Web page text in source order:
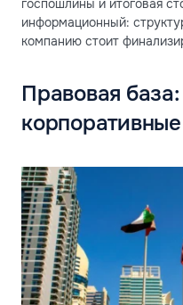
госпошлины и итоговая
информационный:
компанию стоит
Правовая